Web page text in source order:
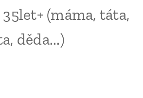
35let+ (máma, táta,
děda...)